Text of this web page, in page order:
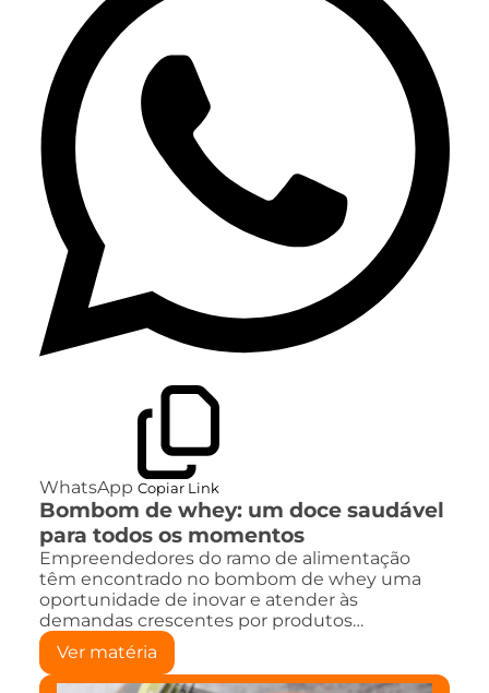
WhatsApp Copiar Link
Bombom de whey: um doce saudável
para todos os momentos
Empreendedores do ramo de alimentação
têm encontrado no bombom de whey uma
oportunidade de inovar e atender às
demandas crescentes por produtos…
Ver matéria